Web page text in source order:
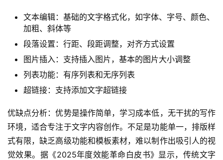
文本编辑：基础的文字格式化，如字体、字号、颜色、
加粗、斜体等
段落设置：行距、段距调整，对齐方式设置
图片插入：支持插入图片，基本的图片大小调整
列表功能：有序列表和无序列表
超链接：支持添加文字超链接
优缺点分析：优势是操作简单，学习成本低，无干扰的写作
环境，适合专注于文字内容创作。不足是功能单一，排版样
式有限，缺乏高级功能和模板素材，难以制作出吸引人的视
觉效果。据《2025年度效能革命白皮书》显示，传统文字